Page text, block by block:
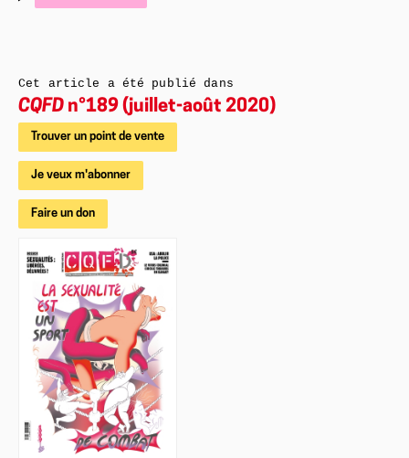
Cet article a été publié dans
CQFD n°189 (juillet-août 2020)
Trouver un point de vente
Je veux m'abonner
Faire un don